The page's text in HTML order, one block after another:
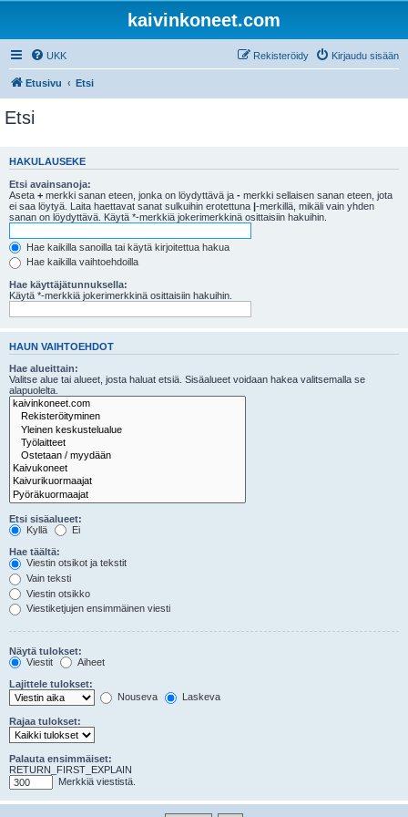
kaivinkoneet.com
UKK Kirjaudu sisään
Rekisteröidy
Etusivu Etsi
Etsi
HAKULAUSEKE
Etsi avainsanoja:
Aseta + merkki sanan eteen, jonka on löydyttävä ja - merkki sellaisen sanan eteen, jota
ei saa löytyä. Laita haettavat sanat sulkuihin erotettuna |-merkillä, mikäli vain yhden
sanan on löydyttävä. Käytä *-merkkiä jokerimerkkinä osittaisiin hakuihin.
Hae kaikilla sanoilla tai käytä kirjoitettua hakua
Hae kaikilla vaihtoehdoilla
Hae käyttäjätunnuksella:
Käytä *-merkkiä jokerimerkkinä osittaisiin hakuihin.
HAUN VAIHTOEHDOT
Hae alueittain:
Valitse alue tai alueet, josta haluat etsiä. Sisäalueet voidaan hakea valitsemalla se
alapuolelta.
Etsi sisäalueet:
Kyllä
Ei
Hae täältä:
Viestin otsikot ja tekstit
Vain teksti
Viestin otsikko
Viestiketjujen ensimmäinen viesti
Näytä tulokset:
Viestit
Aiheet
Lajittele tulokset:
Nouseva
Laskeva
Rajaa tulokset:
Palauta ensimmäiset:
RETURN_FIRST_EXPLAIN
Merkkiä viestistä.